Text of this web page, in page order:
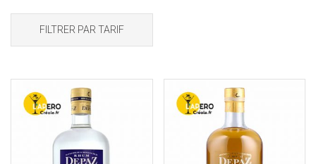
FILTRER PAR TARIF